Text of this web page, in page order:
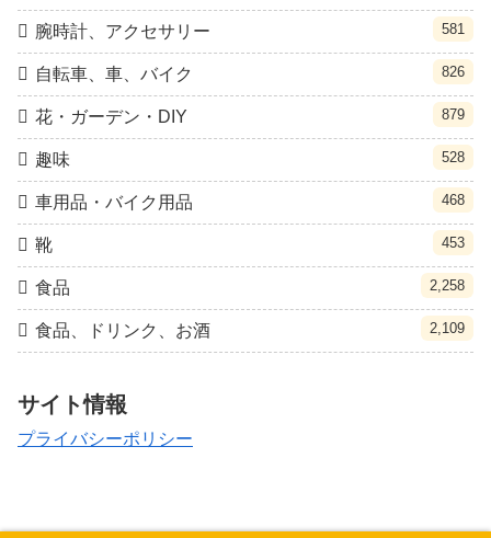
腕時計、アクセサリー 581
自転車、車、バイク 826
花・ガーデン・DIY 879
趣味 528
車用品・バイク用品 468
靴 453
食品 2,258
食品、ドリンク、お酒 2,109
サイト情報
プライバシーポリシー